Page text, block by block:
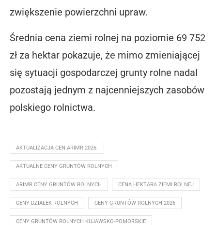
zwiększenie powierzchni upraw.
Średnia cena ziemi rolnej na poziomie 69 752
zł za hektar pokazuje, że mimo zmieniającej
się sytuacji gospodarczej grunty rolne nadal
pozostają jednym z najcenniejszych zasobów
polskiego rolnictwa.
AKTUALIZACJA CEN ARIMR 2026.
AKTUALNE CENY GRUNTÓW ROLNYCH
ARIMR CENY GRUNTÓW ROLNYCH CENA HEKTARA ZIEMI ROLNEJ
CENY DZIAŁEK ROLNYCH CENY GRUNTÓW ROLNYCH 2026
CENY GRUNTÓW ROLNYCH KUJAWSKO-POMORSKIE